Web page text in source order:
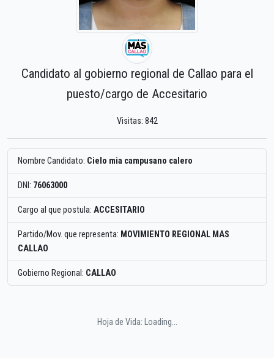
Candidato al gobierno regional de Callao para el
puesto/cargo de Accesitario
Visitas: 842
Nombre Candidato: Cielo mia campusano calero
DNI: 76063000
Cargo al que postula: ACCESITARIO
Partido/Mov. que representa: MOVIMIENTO REGIONAL MAS
CALLAO
Gobierno Regional: CALLAO
Hoja de Vida: Loading...